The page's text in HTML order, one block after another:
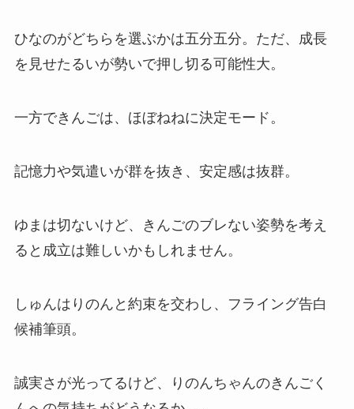
ひなのがどちらを選ぶかは五分五分。ただ、成長
を見せたるいが勢いで押し切る可能性大。
一方できんごは、ほぼねねに決定モード。
記憶力や気遣いが群を抜き、安定感は抜群。
ゆまは切ないけど、きんごのブレない姿勢を考え
ると成立は難しいかもしれません。
しゅんはりのんと約束を交わし、フライング告白
候補筆頭。
誠実さが光ってるけど、りのんちゃんのきんごく